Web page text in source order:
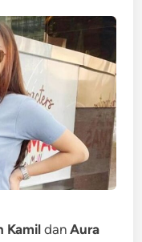
KamildanAura